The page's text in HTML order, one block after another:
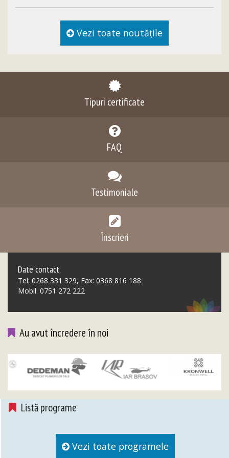
Vezi toate noutăţile
Tipuri certificate
FAQ
Testimoniale
Înscrieri
Date contact
Tel: 0268 331 329, Fax: 0368 816 188
Mobil: 0751 272 222
Au avut încredere în noi
Listă programe
Vezi toate programele